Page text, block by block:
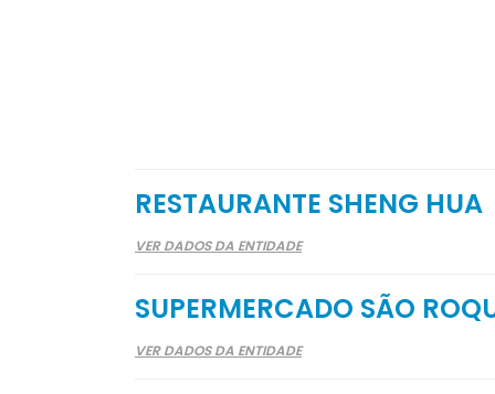
RESTAURANTE SHENG HUA
VER DADOS DA ENTIDADE
SUPERMERCADO SÃO
VER DADOS DA ENTIDADE